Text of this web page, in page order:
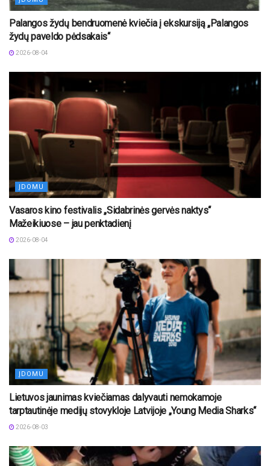
Palangos žydų bendruomenė kviečia į ekskursiją „Palangos
žydų paveldo pėdsakais“
2026-08-04
ĮDOMU
Vasaros kino festivalis „Sidabrinės gervės naktys“
Mažeikiuose – jau penktadienį
2026-08-04
ĮDOMU
Lietuvos jaunimas kviečiamas dalyvauti nemokamoje
tarptautinėje medijų stovykloje Latvijoje „Young Media Sharks“
2026-08-03